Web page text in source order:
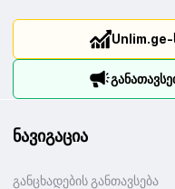
Unlim.ge-
ნავიგაცია
განცხადების განთავსება